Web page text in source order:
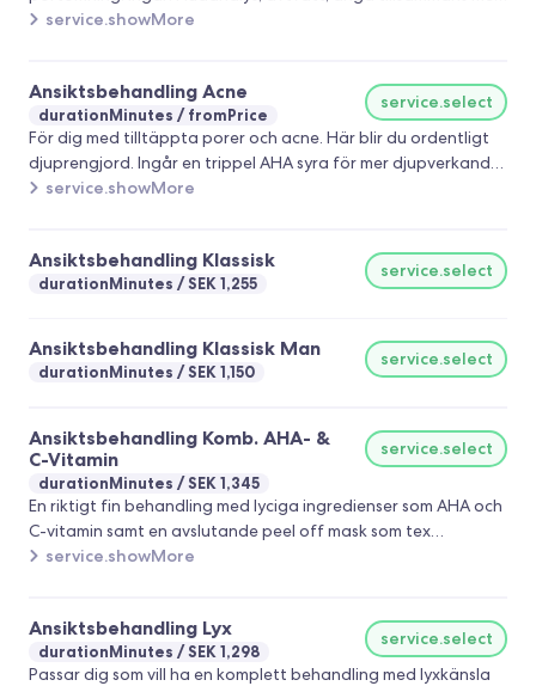
partikelmängd även efter lyofiliseringsprocessen. Hög
miljarder äkta exosomer. För att maximera produktens
effektivitet tillsätts ytterligare 28–35 % exosomer Kur:
Hårväxt män och kvinor 5-8 ggr 20 % rabatt. Erbjudandet
gäller till 30/5 2026 och rabatten dras av från ordinarie pris.
enzympelling, portämning, djuprengörande mask samt
service.showMore
Ansiktsbehandling Acne
durationMinutes fromPrice
service.select
För dig med tilltäppta porer och acne. Här blir du ordentligt
djuprengjord. Ingår en trippel AHA syra för mer djupverkande
effekt och som reparerar hudbarriären. Ingår konsultation
service.showMore
Ansiktsbehandling Klassisk
durationMinutes SEK 1,255
service.select
Ansiktsbehandling Klassisk Man
durationMinutes SEK 1,150
service.select
Ansiktsbehandling Komb. AHA- &
C-Vitamin
durationMinutes SEK 1,345
service.select
En riktigt fin behandling med lyciga ingredienser som AHA och
C-vitamin samt en avslutande peel off mask som tex
Hydrojelly mask eller algunate mask ifrån nimue. Passar de
service.showMore
Ansiktsbehandling Lyx
durationMinutes SEK 1,298
service.select
Passar dig som vill ha en komplett behandling med lyxkänsla